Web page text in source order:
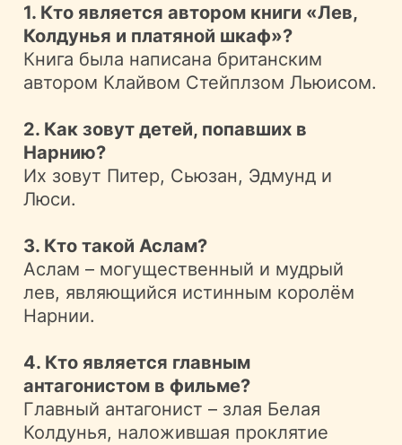
1. Кто является автором книги «Лев,
Колдунья и платяной шкаф»?
Книга была написана британским
автором Клайвом Стейплзом Льюисом.
2. Как зовут детей, попавших в
Нарнию?
Их зовут Питер, Сьюзан, Эдмунд и
Люси.
3. Кто такой Аслам?
Аслам – могущественный и мудрый
лев, являющийся истинным королём
Нарнии.
4. Кто является главным
антагонистом в фильме?
Главный антагонист – злая Белая
Колдунья, наложившая проклятие